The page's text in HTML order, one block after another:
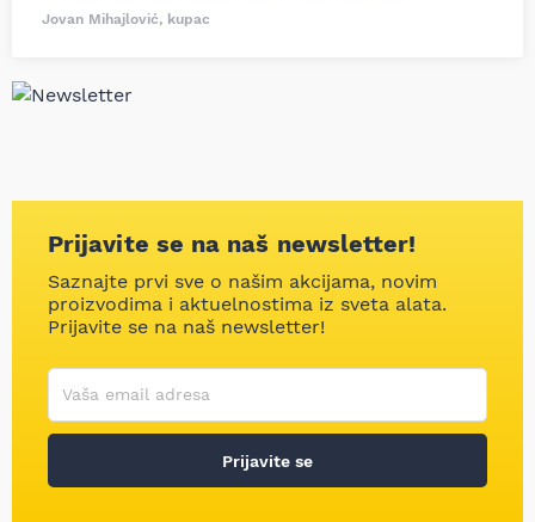
Jovan Mihajlović, kupac
Prijavite se na naš newsletter!
Saznajte prvi sve o našim akcijama, novim
proizvodima i aktuelnostima iz sveta alata.
Prijavite se na naš newsletter!
Korisničko ime
Vaša email adresa
Prijavite se